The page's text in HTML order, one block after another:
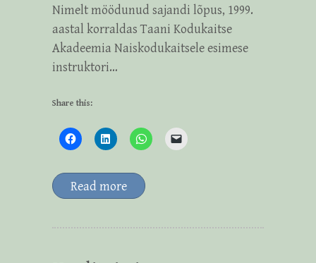
Nimelt möödunud sajandi lõpus, 1999.
aastal korraldas Taani Kodukaitse
Akadeemia Naiskodukaitsele esimese
instruktori…
Share this:
Read more